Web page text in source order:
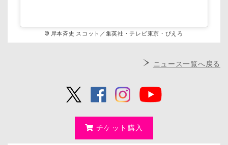
© 岸本斉史 スコット／集英社・テレビ東京・ぴえろ
ニュース一覧へ戻る
チケット購入